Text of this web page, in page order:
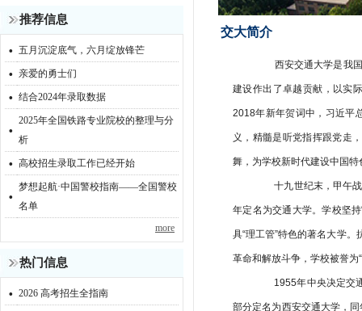
推荐信息
· 五月沉淀底气，六月绽放锋芒
· 亲爱的勇士们
· 结合2024年录取数据
· 2025年全国铁路专业院校的整理与分
析
· 高校招生录取工作已经开始
· 梦想起航·中国警校指南——全国警校
名单
more
热门信息
· 2026 高考招生全指南
交大简介
西安交通大学是我国
建设作出了卓越贡献，以实
2018年新年贺词中，习近平
义，精髓是听党指挥跟党走
舞，为学校新时代建设中国
十九世纪末，甲午战
年定名为交通大学。学校坚
具“理工管”特色的著名大学
革命和解放斗争，学校被誉为
1955年中央决定交通
部分定名为西安交通大学，